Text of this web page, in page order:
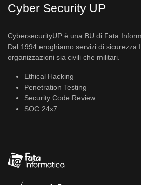
Cyber Security UP
CybersecurityUP è una BU di Fata
Dal 1994 eroghiamo servizi di sicurezza
organizzazioni sia civili che militari.
Ethical Hacking
Penetration Testing
Security Code Review
SOC 24x7